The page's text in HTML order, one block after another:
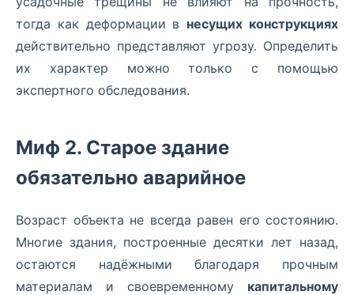
тогда как деформации в несущих конструкциях
действительно представляют угрозу. Определить
их характер можно только с помощью
экспертного обследования.
Миф 2. Старое здание
обязательно аварийное
Возраст объекта не всегда равен его состоянию.
Многие здания, построенные десятки лет назад,
остаются надёжными благодаря прочным
материалам и своевременному капитальному